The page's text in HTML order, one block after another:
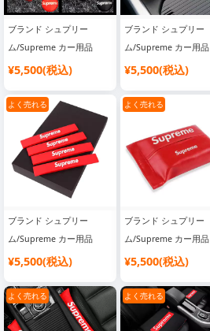
ブランド シュプリー
ム/Supreme カー用品
¥5,500(税込)
ブランド シュプリー
ム/Supreme カー用品
¥5,500(税込)
よく売れる
ブランド シュプリー
ム/Supreme カー用品
¥5,500(税込)
よく売れる
ブランド シュプリー
ム/Supreme カー用品
¥5,500(税込)
よく売れる よく売れる